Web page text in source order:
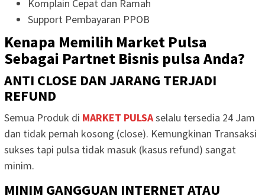
Komplain Cepat dan Ramah
Support Pembayaran PPOB
Kenapa Memilih Market Pulsa
Sebagai Partnet Bisnis pulsa Anda?
ANTI CLOSE DAN JARANG TERJADI
REFUND
Semua Produk di MARKET PULSAselalu tersedia 24 Jam
dan tidak pernah kosong (close). Kemungkinan Transaksi
sukses tapi pulsa tidak masuk (kasus refund) sangat
minim.
MINIM GANGGUAN INTERNET ATAU